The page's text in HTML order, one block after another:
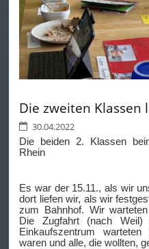
Die zweiten Klassen
30.04.2022
Die beiden 2. Klassen
Rhein
Es war der 15.11., als wir
dort liefen wir, als wir
zum Bahnhof. Wir
Die Zugfahrt (nach
Einkaufszentrum
waren und alle, die wollten,